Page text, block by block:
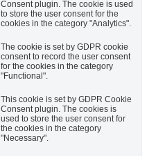
Consent plugin. The cookie is used
to store the user consent for the
cookies in the category "Analytics".
The cookie is set by GDPR cookie
consent to record the user consent
for the cookies in the category
"Functional".
This cookie is set by GDPR Cookie
Consent plugin. The cookies is
used to store the user consent for
the cookies in the category
"Necessary".